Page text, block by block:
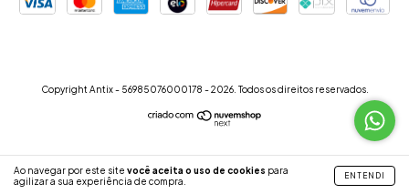
Ao navegar por este site você aceita o uso de cookies para
agilizar a sua experiência de compra.
ENTENDI
Copyright Antix - 56985076000178 - 2026. Todos os direitos reservados.